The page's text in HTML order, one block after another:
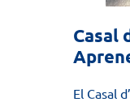
Casal
El Casal